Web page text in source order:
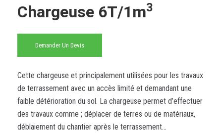
Chargeuse 6T/1m3
Demander Un Devis
Cette chargeuse et principalement utilisées pour les travaux
de terrassement avec un accès limité et demandant une
faible détérioration du sol. La chargeuse permet d’effectuer
des travaux comme ; déplacer de terres ou de matériaux,
déblaiement du chantier après le terrassement…